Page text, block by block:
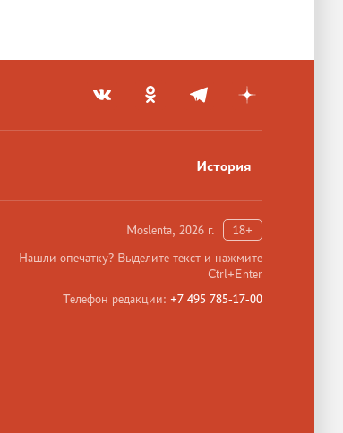
История
Moslenta, 2026 г.
18+
Нашли опечатку? Выделите текст и нажмите
Ctrl+Enter
Телефон редакции: +7 495 785-17-00